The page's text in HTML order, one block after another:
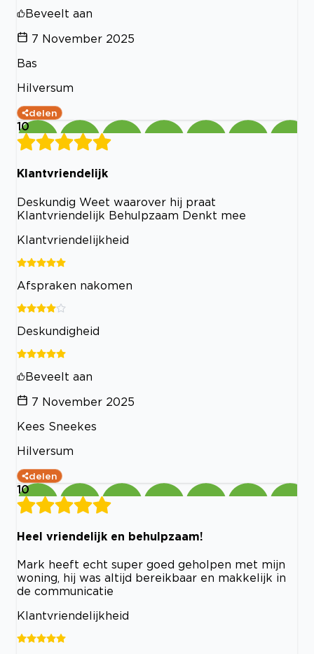
Beveelt aan
7 November 2025
Bas
Hilversum
delen
10
Klantvriendelijk
Deskundig Weet waarover hij praat
Klantvriendelijk Behulpzaam Denkt mee
Klantvriendelijkheid
Afspraken nakomen
Deskundigheid
Beveelt aan
7 November 2025
Kees Sneekes
Hilversum
delen
10
Heel vriendelijk en behulpzaam!
Mark heeft echt super goed geholpen met mijn
woning, hij was altijd bereikbaar en makkelijk in
de communicatie
Klantvriendelijkheid